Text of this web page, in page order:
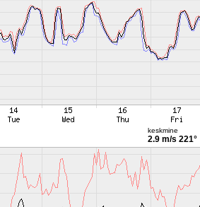
keskmine
2.9 m/s 221°